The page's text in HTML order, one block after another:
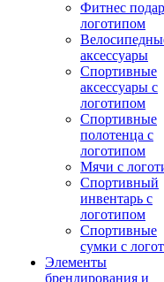
Фитнес
логотипом
аксессуары
Спортивные
аксессуары с
логотипом
Спортивные
полотенца с
логотипом
Мячи с
Спортивный
инвентарь с
логотипом
Спортивные
сумки с
Элементы
брендирования и